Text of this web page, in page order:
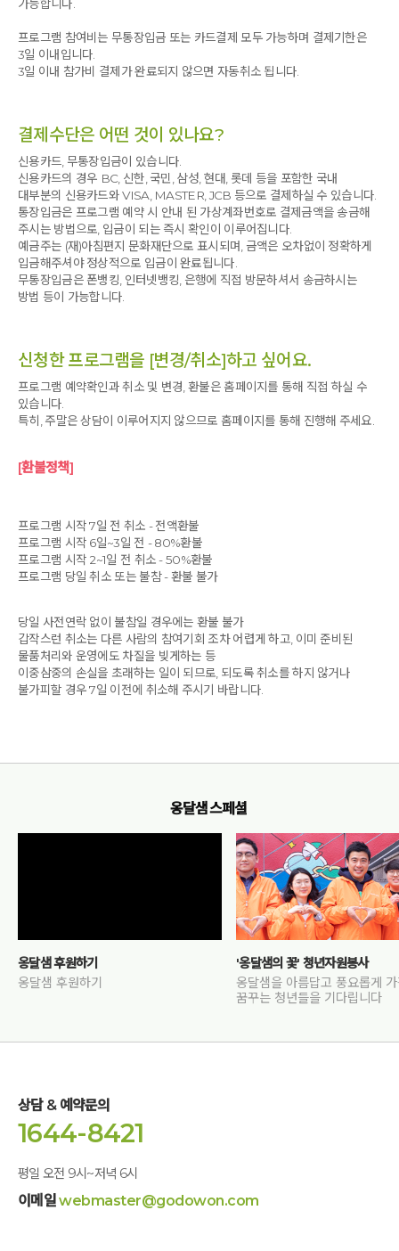
가능합니다.
프로그램 참여비는 무통장입금 또는 카드결제 모두 가능하며 결제기한은
3일 이내입니다.
3일 이내 참가비 결제가 완료되지 않으면 자동취소 됩니다.
결제수단은 어떤 것이 있나요?
신용카드, 무통장입금이 있습니다.
신용카드의 경우 BC, 신한, 국민, 삼성, 현대, 롯데 등을 포함한 국내
대부분의 신용카드와 VISA, MASTER, JCB 등으로 결제하실 수 있습니다.
통장입금은 프로그램 예약 시 안내 된 가상계좌번호로 결제금액을 송금해
주시는 방법으로, 입금이 되는 즉시 확인이 이루어집니다.
예금주는 (재)아침편지 문화재단으로 표시되며, 금액은 오차없이 정확하게
입금해주셔야 정상적으로 입금이 완료됩니다.
무통장입금은 폰뱅킹, 인터넷뱅킹, 은행에 직접 방문하셔서 송금하시는
방법 등이 가능합니다.
신청한 프로그램을 [변경/취소]하고 싶어요.
프로그램 예약확인과 취소 및 변경, 환불은 홈페이지를 통해 직접 하실 수
있습니다.
특히, 주말은 상담이 이루어지지 않으므로 홈페이지를 통해 진행해 주세요.
[환불정책]
프로그램 시작 7일 전 취소 - 전액환불
프로그램 시작 6일~3일 전 - 80%환불
프로그램 시작 2~1일 전 취소 - 50%환불
프로그램 당일 취소 또는 불참 - 환불 불가
당일 사전연락 없이 불참일 경우에는 환불 불가
갑작스런 취소는 다른 사람의 참여기회 조차 어렵게 하고, 이미 준비된
물품처리와 운영에도 차질을 빚게하는 등
이중삼중의 손실을 초래하는 일이 되므로, 되도록 취소를 하지 않거나
불가피할 경우 7일 이전에 취소해 주시기 바랍니다.
옹달샘 스페셜
옹달샘 후원하기
옹달샘 후원하기
'옹달샘의 꽃' 청년자원봉사
옹달샘을 아름답고 풍요롭게
꿈꾸는 청년들을 기다립니다
상담 & 예약문의
1644-8421
평일 오전 9시~저녁 6시
이메일webmaster@godowon.com